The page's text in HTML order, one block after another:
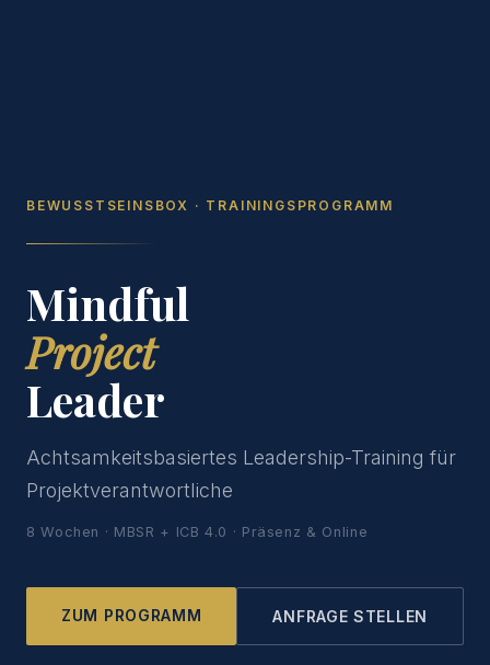
BEWUSSTSEINSBOX · TRAININGSPROGRAMM
Mindful
Project
Leader
Achtsamkeitsbasiertes Leadership-Training für
Projektverantwortliche
8 Wochen · MBSR + ICB 4.0 · Präsenz & Online
ZUM PROGRAMM ANFRAGE STELLEN